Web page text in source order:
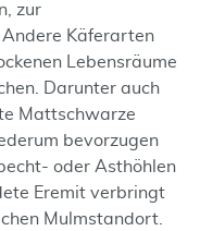
zur
Käferarten
Lebensräume
Darunter auch
Mattschwarze
bevorzugen
oder Asthöhlen
Eremit verbringt
Mulmstandort.